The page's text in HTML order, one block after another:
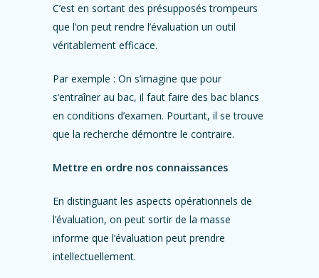
C’est en sortant des présupposés trompeurs
que l’on peut rendre l’évaluation un outil
véritablement efficace.
Par exemple : On s’imagine que pour
s’entraîner au bac, il faut faire des bac blancs
en conditions d’examen. Pourtant, il se trouve
que la recherche démontre le contraire.
Mettre en ordre nos connaissances
En distinguant les aspects opérationnels de
l’évaluation, on peut sortir de la masse
informe que l’évaluation peut prendre
intellectuellement.